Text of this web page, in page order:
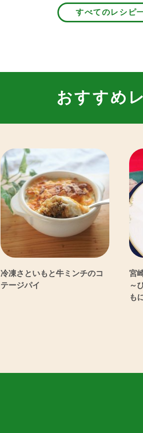
すべてのレシピ
おすすめ
冷凍さといもと牛ミンチのコ
テージパイ
宮
～
も